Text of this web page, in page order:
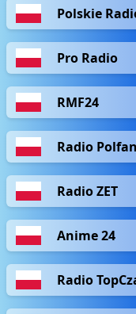
Polskie
Pro Radio
RMF24
Radio Polfan
Radio ZET
Anime 24
Radio